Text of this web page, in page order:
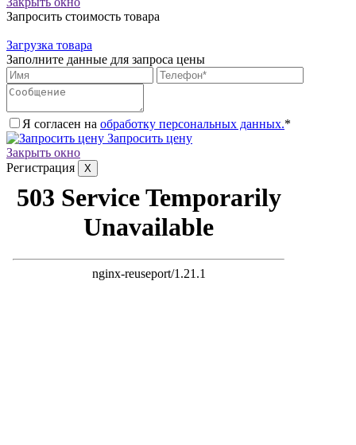
Запросить стоимость товара
Загрузка товара
Заполните данные для запроса цены
Я согласен на обработку персональных данных.*
Запросить цену
Закрыть окно
Регистрация
X